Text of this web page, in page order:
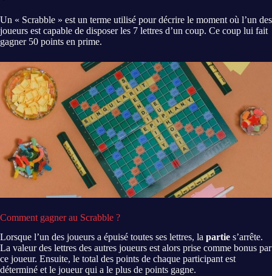
Un « Scrabble » est un terme utilisé pour décrire le moment où l’un des
joueurs est capable de disposer les 7 lettres d’un coup. Ce coup lui fait
gagner 50 points en prime.
Comment gagner au Scrabble ?
Lorsque l’un des joueurs a épuisé toutes ses lettres, la partie s’arrête.
La valeur des lettres des autres joueurs est alors prise comme bonus par
ce joueur. Ensuite, le total des points de chaque participant est
déterminé et le joueur qui a le plus de points gagne.